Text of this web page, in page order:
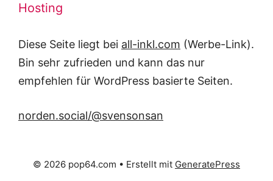
Hosting
Diese Seite liegt bei all-inkl.com (Werbe-Link).
Bin sehr zufrieden und kann das nur
empfehlen für WordPress basierte Seiten.
norden.social/@svensonsan
© 2026 pop64.com • Erstellt mit GeneratePress